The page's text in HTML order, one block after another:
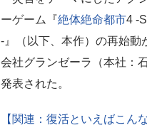
ーゲーム『絶体絶命都市4 -
-』（以下、本作）の再始動
会社グランゼーラ（本社：
発表された。
【関連：復活といえばこん